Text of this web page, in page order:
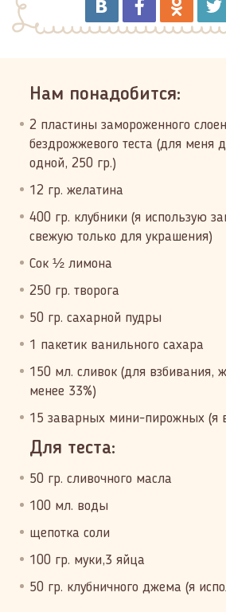
Нам понадобится:
2 пластины замороженного
бездрожжевого теста (для меня
одной, 250 гр.)
12 гр. желатина
400 гр. клубники (я использую
свежую только для украшения)
Сок ½ лимона
250 гр. творога
50 гр. сахарной пудры
1 пакетик ванильного сахара
150 мл. сливок (для взбивания,
менее 33%)
15 заварных мини-пирожных (я
Для теста:
50 гр. сливочного масла
100 мл. воды
щепотка соли
100 гр. муки,3 яйца
50 гр. клубничного джема (я